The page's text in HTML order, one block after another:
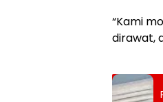
“Kami
dirawat,